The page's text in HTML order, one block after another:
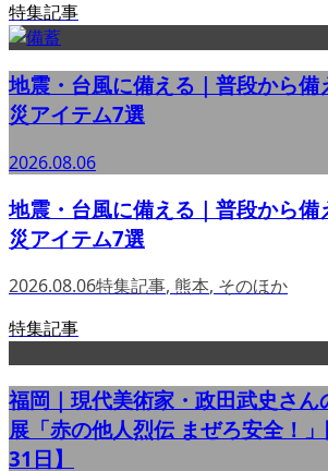
特集記事
地震・台風に備える｜普段から備
災アイテム7選
2026.08.06
地震・台風に備える｜普段から備
災アイテム7選
2026.08.06特集記事, 熊本, そのほか
特集記事
福岡｜現代美術家・政田武史さん
展「赤の他人烈伝 まぜろ安全！
31日】